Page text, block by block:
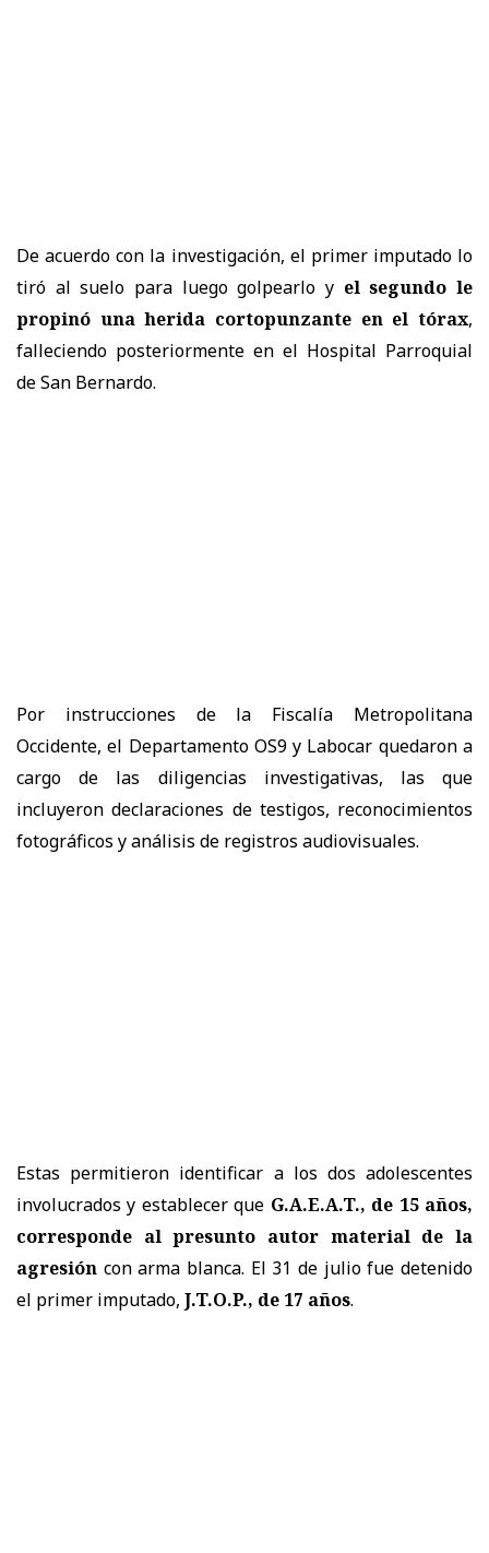
De acuerdo con la investigación, el primer imputado lo
tiró al suelo para luego golpearlo y el segundo le
propinó una herida cortopunzante en el tórax,
falleciendo posteriormente en el Hospital Parroquial
de San Bernardo.
Por instrucciones de la Fiscalía Metropolitana
Occidente, el Departamento OS9 y Labocar quedaron a
cargo de las diligencias investigativas, las que
incluyeron declaraciones de testigos, reconocimientos
fotográficos y análisis de registros audiovisuales.
Estas permitieron identificar a los dos adolescentes
involucrados y establecer que G.A.E.A.T., de 15 años,
corresponde al presunto autor material de la
agresión con arma blanca. El 31 de julio fue detenido
el primer imputado, J.T.O.P., de 17 años.